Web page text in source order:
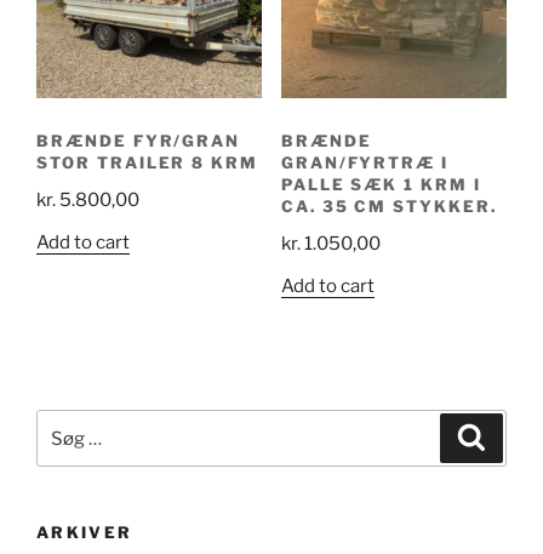
BRÆNDE FYR/GRAN
STOR TRAILER 8 KRM
kr. 5.800,00
Add to cart
BRÆNDE
GRAN/FYRTRÆ I
PALLE SÆK 1 KRM I
CA. 35 CM STYKKER.
kr.1.050,00
Add to cart
efter:
ARKIVER